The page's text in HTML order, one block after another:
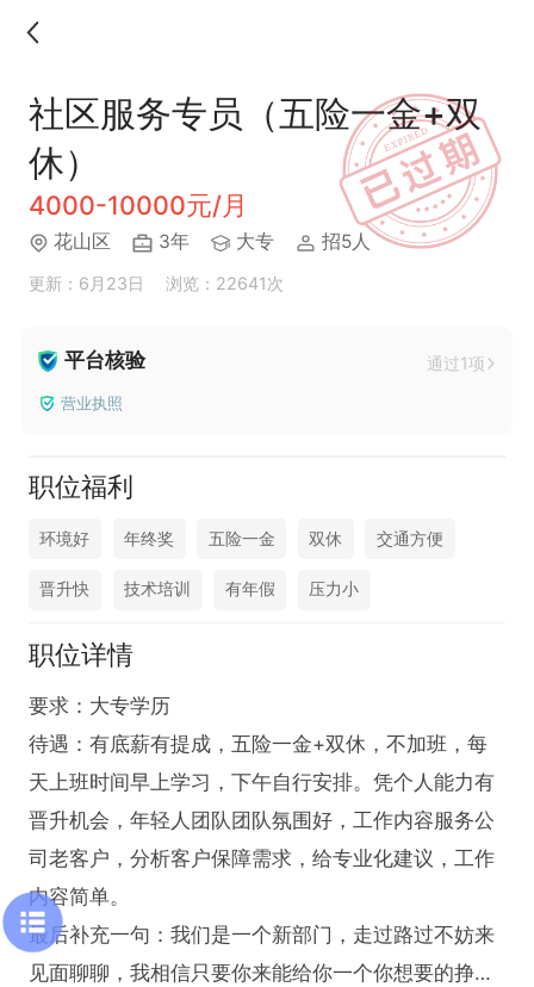
社区服务专员（五险一金+双
休）
4000-10000元/月
花山区 3年 大专 招5人
更新：6月23日 浏览：22641次
平台核验 通过1项
营业执照
职位福利
环境好 年终奖 五险一金 双休 交通方便
晋升快 技术培训 有年假 压力小
职位详情
要求：大专学历
待遇：有底薪有提成，五险一金+双休，不加班，每
天上班时间早上学习，下午自行安排。凭个人能力有
晋升机会，年轻人团队团队氛围好，工作内容服务公
司老客户，分析客户保障需求，给专业化建议，工作
内容简单。
最后补充一句：我们是一个新部门，走过路过不妨来
见面聊聊，我相信只要你来能给你一个你想要的挣钱